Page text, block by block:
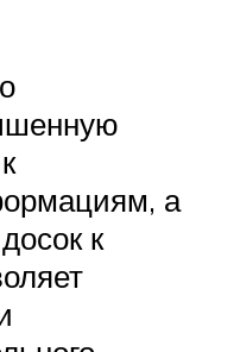
а
к